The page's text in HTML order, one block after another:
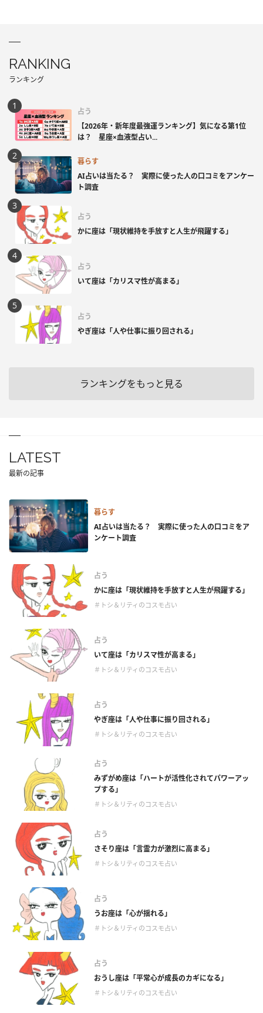
RANKING
ランキング
占う
【2026年・新年度最強運ランキング】気になる第1位
は？ 星座×血液型占い...
暮らす
AI占いは当たる？ 実際に使った人の口コミをアンケー
ト調査
占う
かに座は「現状維持を手放すと人生が飛躍する」
占う
いて座は「カリスマ性が高まる」
占う
やぎ座は「人や仕事に振り回される」
ランキングをもっと見る
LATEST
最新の記事
暮らす
AI占いは当たる？ 実際に使った人の口コミをア
ンケート調査
占う
かに座は「現状維持を手放すと人生が飛躍する」
＃トシ＆リティのコスモ占い
占う
いて座は「カリスマ性が高まる」
＃トシ＆リティのコスモ占い
占う
やぎ座は「人や仕事に振り回される」
＃トシ＆リティのコスモ占い
占う
みずがめ座は「ハートが活性化されてパワーアッ
プする」
＃トシ＆リティのコスモ占い
占う
さそり座は「言霊力が激烈に高まる」
＃トシ＆リティのコスモ占い
占う
うお座は「心が揺れる」
＃トシ＆リティのコスモ占い
占う
おうし座は「平常心が成長のカギになる」
＃トシ＆リティのコスモ占い